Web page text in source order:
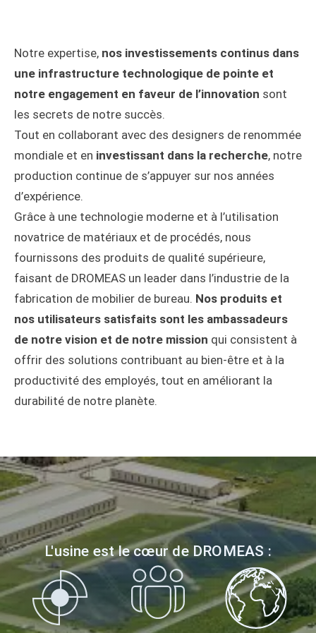
Notre expertise, nos investissements continus dans
une infrastructure technologique de pointe et
notre engagement en faveur de l’innovation sont
les secrets de notre succès.
Tout en collaborant avec des designers de renommée
mondiale et en investissant dans la recherche, notre
production continue de s’appuyer sur nos années
d’expérience.
Grâce à une technologie moderne et à l’utilisation
novatrice de matériaux et de procédés, nous
fournissons des produits de qualité supérieure,
faisant de DROMEAS un leader dans l’industrie de la
fabrication de mobilier de bureau. Nos produits et
nos utilisateurs satisfaits sont les ambassadeurs
de notre vision et de notre mission qui consistent à
offrir des solutions contribuant au bien-être et à la
productivité des employés, tout en améliorant la
durabilité de notre planète.
L'usine est le cœur de DROMEAS :